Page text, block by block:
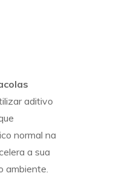
aditivo
normal na
a sua
ambiente.